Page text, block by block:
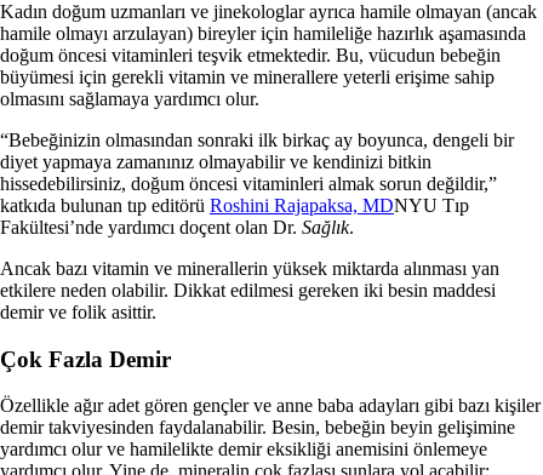
Kadın doğum uzmanları ve jinekologlar ayrıca hamile olmayan (ancak
hamile olmayı arzulayan) bireyler için hamileliğe hazırlık aşamasında
doğum öncesi vitaminleri teşvik etmektedir. Bu, vücudun bebeğin
büyümesi için gerekli vitamin ve minerallere yeterli erişime sahip
olmasını sağlamaya yardımcı olur.
“Bebeğinizin olmasından sonraki ilk birkaç ay boyunca, dengeli bir
diyet yapmaya zamanınız olmayabilir ve kendinizi bitkin
hissedebilirsiniz, doğum öncesi vitaminleri almak sorun değildir,”
katkıda bulunan tıp editörü Roshini Rajapaksa, MDNYU Tıp
Fakültesi’nde yardımcı doçent olan Dr. Sağlık.
Ancak bazı vitamin ve minerallerin yüksek miktarda alınması yan
etkilere neden olabilir. Dikkat edilmesi gereken iki besin maddesi
demir ve folik asittir.
Çok Fazla Demir
Özellikle ağır adet gören gençler ve anne baba adayları gibi bazı kişiler
demir takviyesinden faydalanabilir. Besin, bebeğin beyin gelişimine
yardımcı olur ve hamilelikte demir eksikliği anemisini önlemeye